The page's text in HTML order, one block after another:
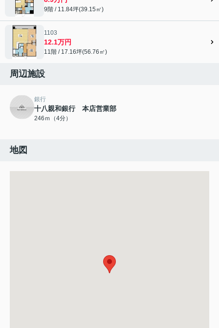
9階 / 11.84坪(39.15㎡)
1103
12.1万円
11階 / 17.16坪(56.76㎡)
周辺施設
銀行
十八親和銀行 本店営業部
246ｍ（4分）
地図